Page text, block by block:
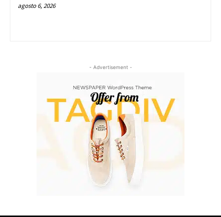
agosto 6, 2026
- Advertisement -